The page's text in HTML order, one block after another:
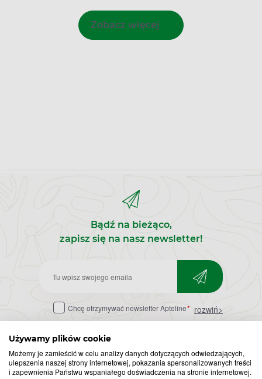
Używamy plików cookie
Możemy je zamieścić w celu analizy danych dotyczących odwiedzających,
ulepszenia naszej strony internetowej, pokazania spersonalizowanych treści
i zapewnienia Państwu wspaniałego doświadczenia na stronie internetowej.
Zobacz więcej
Bądź na bieżąco,
zapisz się na nasz newsletter!
Zapisz
do
newslettera
Chcę otrzymywać newsletter Apteline* rozwiń>